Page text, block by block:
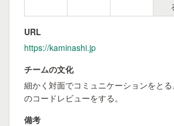
URL
https://kaminashi.jp
チームの文化
細かく対面でコミュニケーションをと
のコードレビューをする。
備考